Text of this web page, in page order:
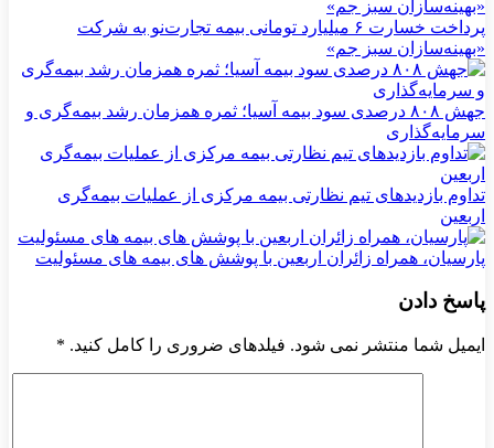
پرداخت خسارت ۶ میلیارد تومانی بیمه تجارت‌نو به شرکت
«بهینه‌سازان سبز جم»
جهش ۸۰۸ درصدی سود بیمه آسیا؛ ثمره همزمان رشد بیمه‌گری و
سرمایه‌گذاری
تداوم بازدیدهای تیم نظارتی بیمه مركزی از عملیات بیمه‌گری
اربعین
پارسیان، همراه زائران اربعین با پوشش های بیمه های مسئولیت
پاسخ دادن
ایمیل شما منتشر نمی شود. فیلدهای ضروری را کامل کنید. *